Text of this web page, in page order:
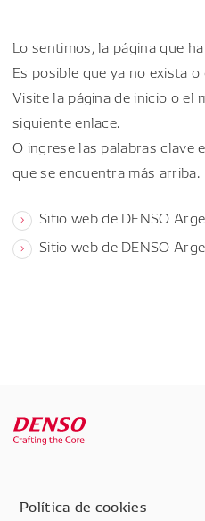
Lo sentimos, la página que
Es posible que ya no exista
Visite la página de inicio o el
siguiente enlace.
O ingrese las palabras clave
que se encuentra más arriba.
Sitio web de DENSO
Sitio web de DENSO
Política de cookies